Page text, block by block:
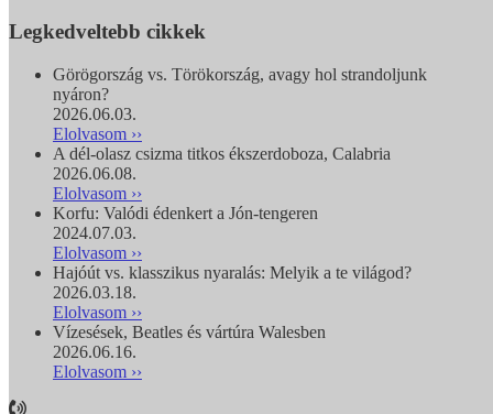
Legkedveltebb cikkek
Görögország vs. Törökország, avagy hol strandoljunk
nyáron?
2026.06.03.
Elolvasom ››
A dél-olasz csizma titkos ékszerdoboza, Calabria
2026.06.08.
Elolvasom ››
Korfu: Valódi édenkert a Jón-tengeren
2024.07.03.
Elolvasom ››
Hajóút vs. klasszikus nyaralás: Melyik a te világod?
2026.03.18.
Elolvasom ››
Vízesések, Beatles és vártúra Walesben
2026.06.16.
Elolvasom ››